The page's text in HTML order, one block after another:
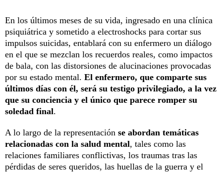
En los últimos meses de su vida, ingresado en una clínica
psiquiátrica y sometido a electroshocks para cortar sus
impulsos suicidas, entablará con su enfermero un diálogo
en el que se mezclan los recuerdos reales, como impactos
de bala, con las distorsiones de alucinaciones provocadas
por su estado mental. El enfermero, que comparte sus
últimos días con él, será su testigo privilegiado, a la vez
que su conciencia y el único que parece romper su
soledad final.
A lo largo de la representación se abordan temáticas
relacionadas con la salud mental, tales como las
relaciones familiares conflictivas, los traumas tras las
pérdidas de seres queridos, las huellas de la guerra y el